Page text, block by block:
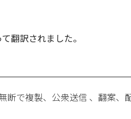
翻訳されました。
断で複製、公衆送信 、翻案、